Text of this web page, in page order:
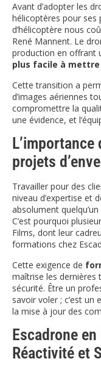
Avant d’adopter les
hélicoptères pour ses
d’hélicoptère nous
René Mannent. Le
production en offrant
plus facile à
Cette transition a
d’images aériennes
compromettre la
une évidence, et
projets
Travailler pour des
niveau d’expertise et
absolument
C’est pourquoi
Films, dont leur
formations chez
Cette exigence de
maîtrise les dernières
sécurité. Être un
savoir voler ; c’est un
la mise à jour des
Escadrone
Réactivité et